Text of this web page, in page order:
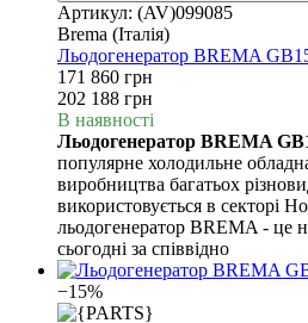
Артикул: (AV)099085
Brema (Італія)
Льодогенератор BREMA
171 860 грн
202 188 грн
В наявності
Льодогенератор BREMA
популярне холодильне
виробництва багатьох
використовується в секторі
льодогенератор BREMA - це
сьогодні за співвідно
−15%